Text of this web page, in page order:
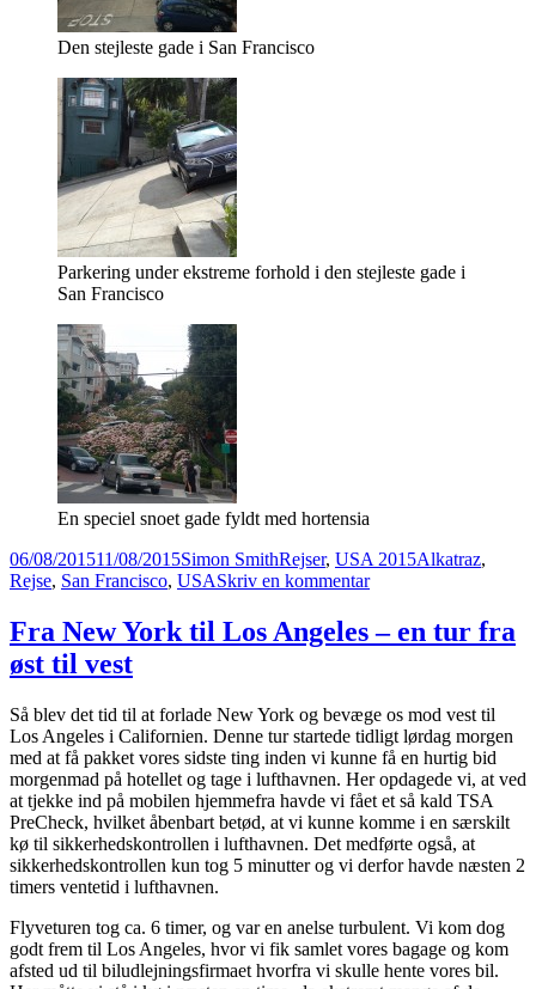
Den stejleste gade i San Francisco
Parkering under ekstreme forhold i den stejleste gade i
San Francisco
En speciel snoet gade fyldt med hortensia
Udgivet
i
06/08/201511/08/2015Forfatter
Simon SmithKategorier
Rejser, USA 2015Tags
Alkatraz,
Rejse, San Francisco, USASkriv en kommentartil
San
Fra New York til Los Angeles – en tur fra
øst til vest
Så blev det tid til at forlade New York og bevæge os mod vest til
Los Angeles i Californien. Denne tur startede tidligt lørdag morgen
med at få pakket vores sidste ting inden vi kunne få en hurtig bid
morgenmad på hotellet og tage i lufthavnen. Her opdagede vi, at ved
at tjekke ind på mobilen hjemmefra havde vi fået et så kald TSA
PreCheck, hvilket åbenbart betød, at vi kunne komme i en særskilt
kø til sikkerhedskontrollen i lufthavnen. Det medførte også, at
sikkerhedskontrollen kun tog 5 minutter og vi derfor havde næsten 2
timers ventetid i lufthavnen.
Flyveturen tog ca. 6 timer, og var en anelse turbulent. Vi kom dog
godt frem til Los Angeles, hvor vi fik samlet vores bagage og kom
afsted ud til biludlejningsfirmaet hvorfra vi skulle hente vores bil.